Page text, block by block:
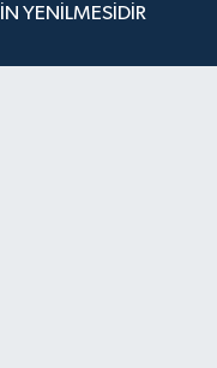
YENİLMESİDİR